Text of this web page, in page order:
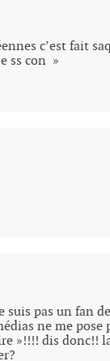
c’est fait
ss con »
suis pas un fan
ne me
»!!!! dis donc!!